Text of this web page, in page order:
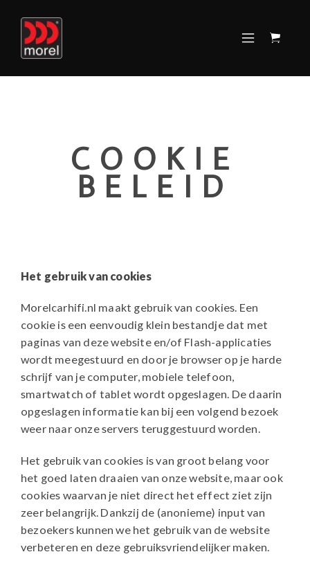
COOKIE
BELEID
Het gebruik van cookies
Morelcarhifi.nl maakt gebruik van cookies. Een
cookie is een eenvoudig klein bestandje dat met
paginas van deze website en/of Flash-applicaties
wordt meegestuurd en door je browser op je harde
schrijf van je computer, mobiele telefoon,
smartwatch of tablet wordt opgeslagen. De daarin
opgeslagen informatie kan bij een volgend bezoek
weer naar onze servers teruggestuurd worden.
Het gebruik van cookies is van groot belang voor
het goed laten draaien van onze website, maar ook
cookies waarvan je niet direct het effect ziet zijn
zeer belangrijk. Dankzij de (anonieme) input van
bezoekers kunnen we het gebruik van de website
verbeteren en deze gebruiksvriendelijker maken.